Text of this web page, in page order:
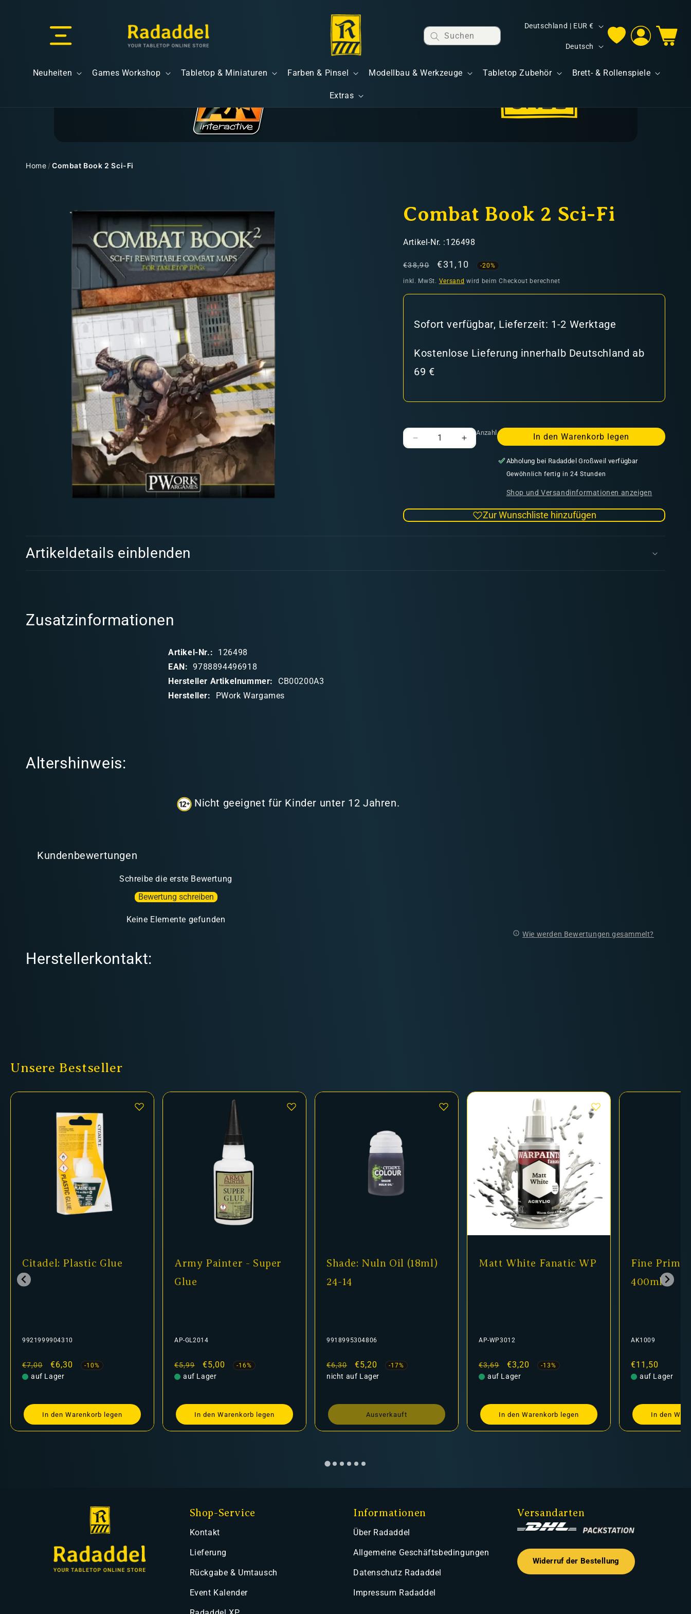
Neuheiten Games Workshop Tabletop & Miniaturen Farben & Pinsel Modellbau & Werkzeuge Tabletop Zubehör Brett- & Rollenspiele
Extras
Suchen
L
d
e
Deutschland | EUR €
r
c
Deutsch
EinloggenWarenkorb
Home /Combat Book 2 Sci-Fi
Produktinformationen
Combat Book 2 Sci-Fi
SKU:
Artikel-Nr. :126498
Normaler
Preis
€38,90 Verkaufspreis
€31,10 -20%
inkl. MwSt. Versand wird beim Checkout berechnet
Sofort verfügbar, Lieferzeit: 1-2 Werktage
Kostenlose Lieferung innerhalb Deutschland ab
69 €
In den Warenkorb legen
Abholung bei Radaddel Großweil verfügbar
Gewöhnlich fertig in 24 Stunden
Shop und Versandinformationen anzeigen
Anzahl
Verringere
2
Erhöhe
2
Sci- Zur Wunschliste hinzufügen
i
a
n
Artikeldetails einblenden
Zusatzinformationen
Artikel-Nr.:
126498
EAN:
9788894496918
Hersteller Artikelnummer:
CB00200A3
Hersteller:
PWork Wargames
Altershinweis:
Nicht geeignet für Kinder unter 12 Jahren.
Kundenbewertungen
Schreibe die erste Bewertung
Bewertung schreiben
Keine Elemente gefunden
Wie werden Bewertungen gesammelt?
Herstellerkontakt:
Unsere Bestseller
Citadel: Plastic Glue
9921999904310
Normaler
Preis
€7,00 Verkaufspreis
€6,30 -10%
auf Lager
In den Warenkorb legen
Army Painter - Super
Glue
AP-GL2014
Normaler
Preis
€5,99 Verkaufspreis
€5,00 -16%
auf Lager
In den Warenkorb legen
Shade: Nuln Oil (18ml)
24-14
9918995304806
Normaler
Preis
€6,30 Verkaufspreis
€5,20 -17%
nicht auf Lager
Ausverkauft
Matt White Fanatic WP
AP-WP3012
Normaler
Preis
€3,69 Verkaufspreis
€3,20 -13%
auf Lager
In den Warenkorb legen
Fine
400ml
AK1009
Normaler
Preis
€11,50
auf Lager
In den
Shop-Service
Kontakt
Lieferung
Rückgabe & Umtausch
Event Kalender
Informationen
Über Radaddel
Allgemeine Geschäftsbedingungen
Datenschutz Radaddel
Impressum Radaddel
Versandarten
Widerruf der Bestellung
Kostenloser Versand
Deutschland: ab69 €
Österreich & EU: ab200 €
Schweiz: ab 350 €
Nicht-EU: kein kostenloser Versand
Lieferungen in Nicht-EU-Länder (z. B. Schweiz)
nicht im Kaufpreis oder in den Versandkosten
enthalten